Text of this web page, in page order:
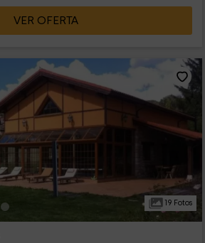
VER OFERTA
19 Fotos